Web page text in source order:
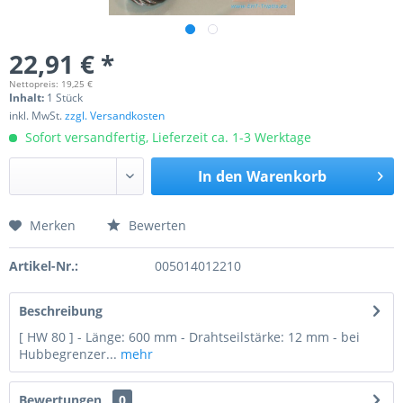
22,91 € *
Nettopreis: 19,25 €
Inhalt: 1 Stück
inkl. MwSt.zzgl. Versandkosten
Sofort versandfertig, Lieferzeit ca. 1-3 Werktage
In den Warenkorb
Preis anfragen
Merken Bewerten
Artikel-Nr.: 005014012210
Beschreibung
[ HW 80 ] - Länge: 600 mm - Drahtseilstärke: 12 mm - bei
Hubbegrenzer... mehr